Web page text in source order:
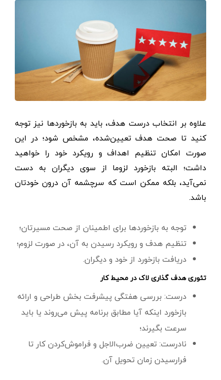
علاوه بر انتخاب درست هدف، باید به بازخوردها نیز توجه
کنید تا صحت هدف تعیین‌شده، مشخص شود؛ در این
صورت امکان تنظیم اهداف و رویکرد خود را خواهید
داشت؛ البته بازخورد لزوما از سوی دیگران به دست
نمی‌آيد، بلکه ممکن است که سرچشمه آن درون خودتان
باشد.
توجه به بازخوردها برای اطمینان از صحت مسیرتان؛
تنظیم هدف و رویکرد رسیدن به آن، در صورت لزوم؛
دریافت بازخورد از خود و دیگران.
تئوری هدف گذاری لاک در محیط کار
درست: بررسی هفتگی پیشرفت بخش طراحی و ارائه
بازخورد اینکه آیا مطابق برنامه پیش می‌روند یا باید
سرعت بگیرند؛
نادرست: تعیین ضرب‌الاجل و فراموش‌کردن کار تا
فرارسیدن زمان تحویل آن.